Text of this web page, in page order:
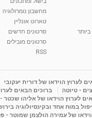
מחשבון נומרולוגיה
טארוט אונליין
סרטונים חדשים
סרטונים מובילים
RSS
לערוץ הוידאו של דורית יעקובי
- טיוטה ברוכים הבאים
לערוץ הוידאו של אליהו שכטר -
במוח אחד ובקינסיולוגיה
של עמירה הולצמן שמוטר